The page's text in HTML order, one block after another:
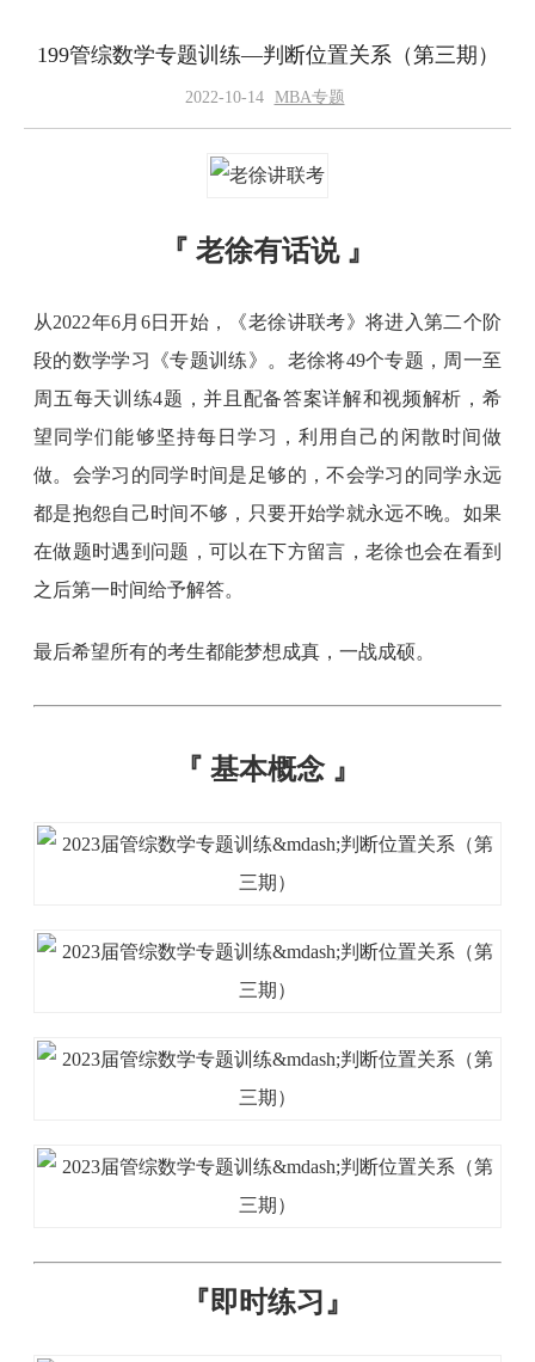
199管综数学专题训练—判断位置关系（第三期）
2022-10-14 MBA专题
『 老徐有话说 』
从2022年6月6日开始，《老徐讲联考》将进入第二个阶
段的数学学习《专题训练》。老徐将49个专题，周一至
周五每天训练4题，并且配备答案详解和视频解析，希
望同学们能够坚持每日学习，利用自己的闲散时间做
做。会学习的同学时间是足够的，不会学习的同学永远
都是抱怨自己时间不够，只要开始学就永远不晚。如果
在做题时遇到问题，可以在下方留言，老徐也会在看到
之后第一时间给予解答。
最后希望所有的考生都能梦想成真，一战成硕。
『 基本概念 』
『即时练习 』